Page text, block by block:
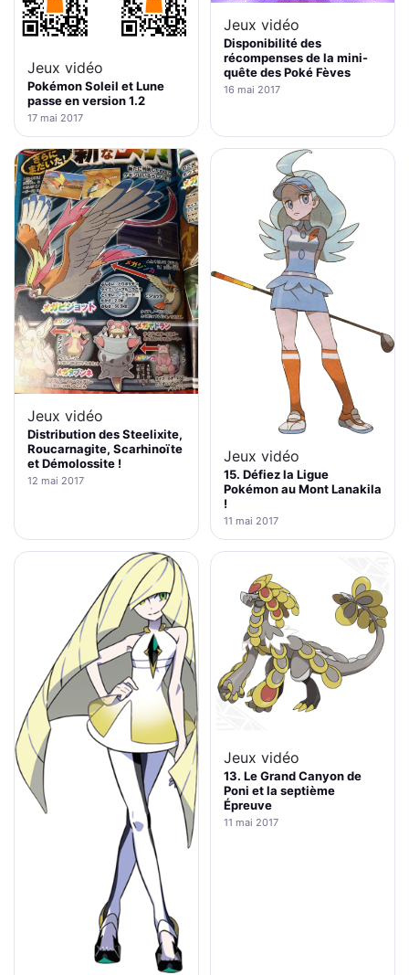
Jeux vidéo
Pokémon Soleil et Lune
passe en version 1.2
17 mai 2017
Jeux vidéo
Disponibilité des
récompenses de la mini-
quête des Poké Fèves
16 mai 2017
Jeux vidéo
Distribution des Steelixite,
Roucarnagite, Scarhinoïte
et Démolossite !
12 mai 2017
Jeux vidéo
15. Défiez la Ligue
Pokémon au Mont Lanakila
!
11 mai 2017
Jeux vidéo
13. Le Grand Canyon de
Poni et la septième
Épreuve
11 mai 2017